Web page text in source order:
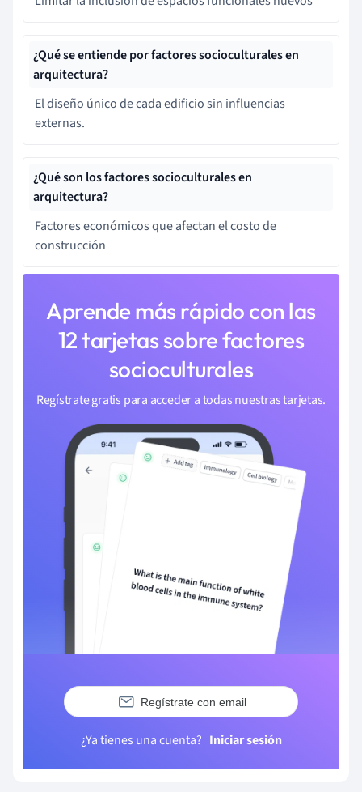
¿Qué se entiende por factores socioculturales en
arquitectura?
El diseño único de cada edificio sin influencias
externas.
¿Qué son los factores socioculturales en
arquitectura?
Factores económicos que afectan el costo de
construcción
Aprende más rápido con las
12 tarjetas sobre factores
socioculturales
Regístrate gratis para acceder a todas nuestras tarjetas.
Regístrate con email
¿Ya tienes una cuenta? Iniciar sesión